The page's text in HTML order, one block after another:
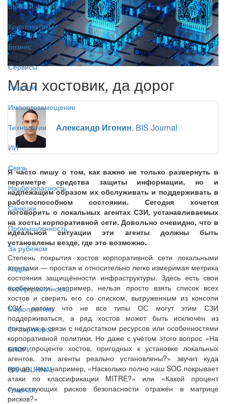
Банки и финтех
Криптоактивы
Бизнес
Сервисы
Соцсети
Импортозамещение
Технологии
ИИ
Связь
Нацбезопасность
Санкции
Промышленность
За рубежом
Кадры
Киберграмотность
Мероприятия
От партнёров
БЛОГИ
BIS JOURNAL
Главная
Мал хостовик, да дорог
Александр Игонин, BIS Journal
Я часто пишу о том, как важно не только развернуть в
периметре средства защиты информации, но и
надлежащим образом их обслуживать и поддерживать в
работоспособном состоянии. Сегодня хочется
поговорить о локальных агентах СЗИ, устанавливаемых
на хосты корпоративной сети. Довольно очевидно, что в
идеальной ситуации эти агенты должны быть
установлены везде, где это возможно.
Степень покрытия хостов корпоративной сети локальными
агентами — простая и относительно легко измеримая метрика
состояния защищённости инфраструктуры. Здесь есть свои
особенности: например, нельзя просто взять список всех
хостов и сверить его со списком, выгруженным из консоли
СЗИ, потому что не все типы ОС могут этим СЗИ
поддерживаться, а ряд хостов может быть исключён из
покрытия в связи с недостатком ресурсов или особенностями
корпоративной политики. Но даже с учётом этого вопрос «На
каком проценте хостов, пригодных к установке локальных
агентов, эти агенты реально установлены?» звучит куда
проще, чем, например, «Насколько полно наш SOC покрывает
атаки по классификации MITRE?» или «Какой процент
существующих рисков безопасности отражён в матрице
рисков?»